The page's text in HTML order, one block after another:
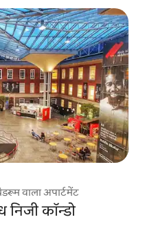
वाला अपार्टमेंट
निजी कॉन्डो